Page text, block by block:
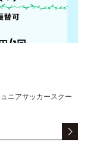
ニアサッカースクー